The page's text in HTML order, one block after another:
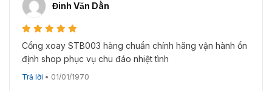
Đinh Văn Dần
Cổng xoay STB003 hàng chuẩn chính hãng vận hành ổn
định shop phục vụ chu đáo nhiệt tình
Trả lời • 01/01/1970